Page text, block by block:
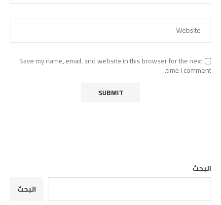
Save my name, email, and website in this browser for the next
time I comment.
البحث
البحث